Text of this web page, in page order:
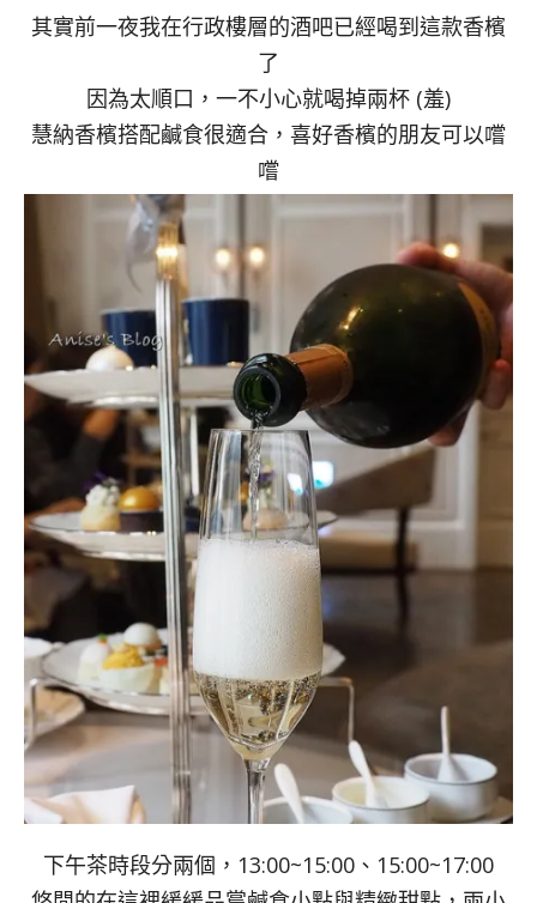
其實前一夜我在行政樓層的酒吧已經喝到這款香檳
了
因為太順口，一不小心就喝掉兩杯 (羞)
慧納香檳搭配鹹食很適合，喜好香檳的朋友可以嚐
嚐
下午茶時段分兩個，13:00~15:00、15:00~17:00